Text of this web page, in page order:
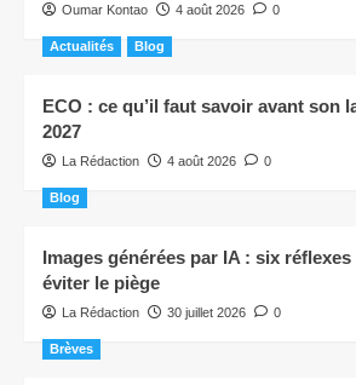
Oumar Kontao 4 août 2026 0
Actualités Blog
ECO : ce qu’il faut savoir avant son
2027
La Rédaction 4 août 2026 0
Blog
Images générées par IA : six
éviter le piège
La Rédaction 30 juillet 2026 0
Brèves